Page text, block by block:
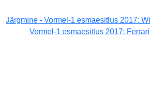
Järgmine - Vormel-1 esmaesitlus 2017:
Vormel-1 esmaesitlus 2017: